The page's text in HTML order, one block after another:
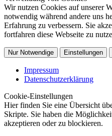
Wir nutzen Cookies auf unserer
notwendig während andere uns
Erfahrung zu verbessern. Sie
fortfahren diese Webseite zu
Nur Notwendige Einstellungen
Impressum
Datenschutzerklärung
Cookie-Einstellungen
Hier finden Sie eine Übersicht
Skripte. Sie haben die
akzeptieren oder zu blockieren.